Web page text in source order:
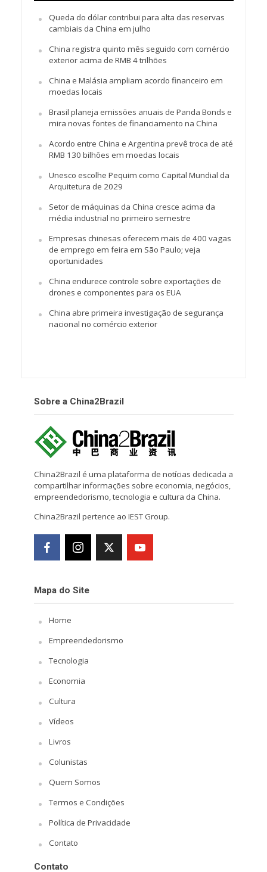
Queda do dólar contribui para alta das reservas
cambiais da China em julho
China registra quinto mês seguido com comércio
exterior acima de RMB 4 trilhões
China e Malásia ampliam acordo financeiro em
moedas locais
Brasil planeja emissões anuais de Panda Bonds e
mira novas fontes de financiamento na China
Acordo entre China e Argentina prevê troca de até
RMB 130 bilhões em moedas locais
Unesco escolhe Pequim como Capital Mundial da
Arquitetura de 2029
Setor de máquinas da China cresce acima da
média industrial no primeiro semestre
Empresas chinesas oferecem mais de 400 vagas
de emprego em feira em São Paulo; veja
oportunidades
China endurece controle sobre exportações de
drones e componentes para os EUA
China abre primeira investigação de segurança
nacional no comércio exterior
Sobre a China2Brazil
China2Brazil é uma plataforma de notícias dedicada a
compartilhar informações sobre economia, negócios,
empreendedorismo, tecnologia e cultura da China.
China2Brazil pertence ao IEST Group.
Mapa do Site
Home
Empreendedorismo
Tecnologia
Economia
Cultura
Vídeos
Livros
Colunistas
Quem Somos
Termos e Condições
Política de Privacidade
Contato
Contato